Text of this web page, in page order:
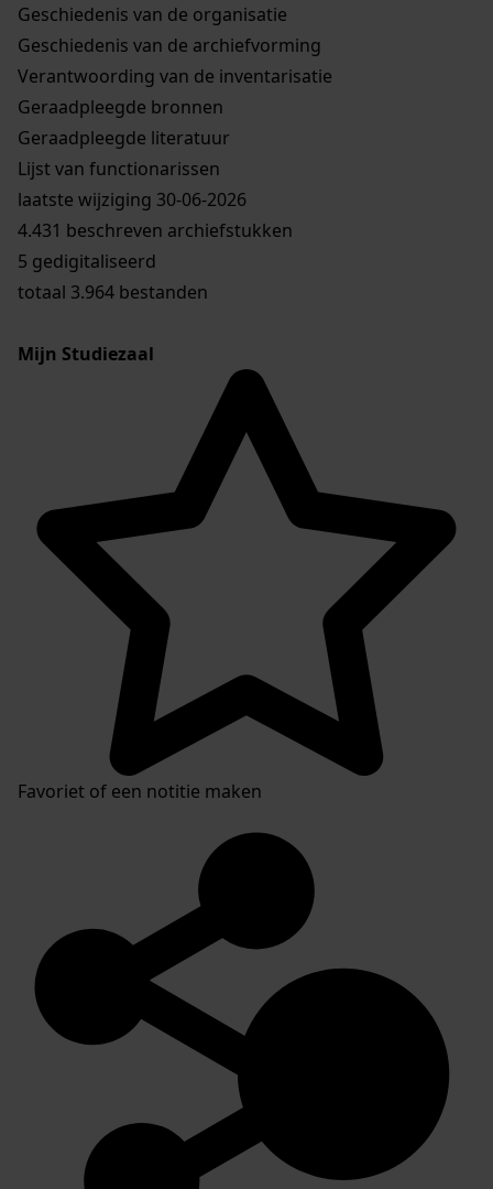
Geschiedenis van de organisatie
Geschiedenis van de archiefvorming
Verantwoording van de inventarisatie
Geraadpleegde bronnen
Geraadpleegde literatuur
Lijst van functionarissen
laatste wijziging 30-06-2026
4.431 beschreven archiefstukken
5 gedigitaliseerd
totaal 3.964 bestanden
Mijn Studiezaal
Favoriet of een notitie maken